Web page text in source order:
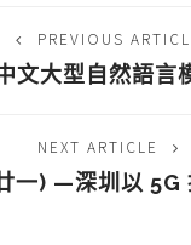
PREVIOUS
文大型自然語言
NEXT ARTICLE
一) —深圳以 5G